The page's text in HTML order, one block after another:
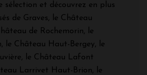
sélection et découvrez en plus
de Graves, le Château
de Rochemorin, le
le Château Haut-Bergey, le
le Château Lafont
Larrivet Haut-Brion, le